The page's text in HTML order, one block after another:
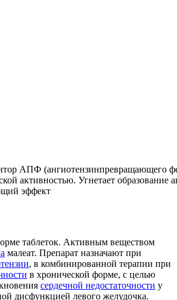
АПФ (ангиотензинпревращающего
активностью. Угнетает образование
эффект
таблеток. Активным веществом
малеат. Препарат назначают при
, в комбинированной терапии при
в хронической форме, с целью
сердечной недостаточности у
дисфункцией левого желудочка.